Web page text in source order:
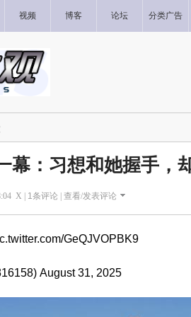
视频 博客 论坛 分类广告
幕：习想和她握手，
X | 1条评论 | 查看/发表评论
GeQJVOPBK9
August 31, 2025